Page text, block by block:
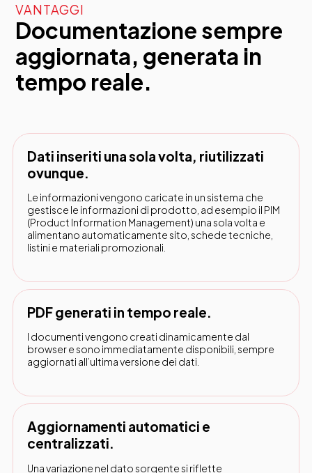
VANTAGGI
Documentazione sempre
aggiornata, generata in
tempo reale.
Dati inseriti una sola volta, riutilizzati
ovunque.
Le informazioni vengono caricate in un sistema che
gestisce le informazioni di prodotto, ad esempio il PIM
(Product Information Management) una sola volta e
alimentano automaticamente sito, schede tecniche,
listini e materiali promozionali.
PDF generati in tempo reale.
I documenti vengono creati dinamicamente dal
browser e sono immediatamente disponibili, sempre
aggiornati all’ultima versione dei dati.
Aggiornamenti automatici e
centralizzati.
Una variazione nel dato sorgente si riflette